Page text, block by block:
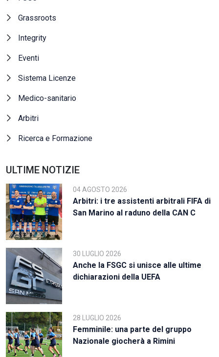
Grassroots
Integrity
Eventi
Sistema Licenze
Medico-sanitario
Arbitri
Ricerca e Formazione
ULTIME NOTIZIE
04 AGOSTO 2026
Arbitri: i tre assistenti arbitrali FIFA di
San Marino al raduno della CAN C
30 LUGLIO 2026
Anche la FSGC si unisce alle ultime
dichiarazioni della UEFA
28 LUGLIO 2026
Femminile: una parte del gruppo
Nazionale giocherà a Rimini